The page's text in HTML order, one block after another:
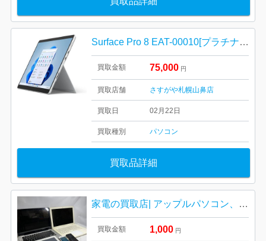
Surface Pro 8 EAT-00010[プラチナ] Core i5-1135G7 2.4GHz 4コア/8GB/SSD128GB/2880×1920/Win11/Office2021
買取金額 75,000 円
買取店舗 さすがや札幌山鼻店
買取日 02月22日
買取種別 パソコン
買取品詳細
家電の買取店| アップルパソコン、iPhone、iPadおまとめの買取| つくばみらい市富士見ヶ丘
買取金額 1,000 円